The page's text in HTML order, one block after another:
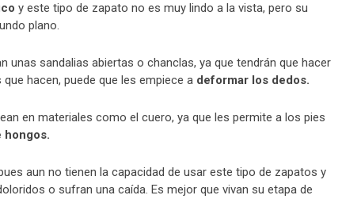
y este tipo de zapato no es muy lindo a la vista, pero su
plano.
sandalias abiertas o chanclas, ya que tendrán que hacer
hacen, puede que les empiece a deformar los dedos.
en materiales como el cuero, ya que les permite a los pies
hongos.
aun no tienen la capacidad de usar este tipo de zapatos y
o sufran una caída. Es mejor que vivan su etapa de